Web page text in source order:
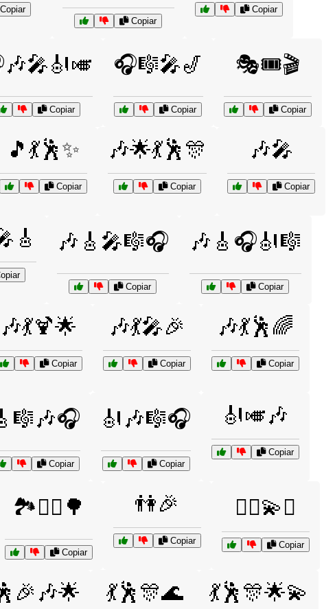
Copiar
Copiar
Copiar
🎧🎼🎤🎷
Copiar
🎭🎟️🎬
Copiar
🎵💃🕺✨
Copiar
🎶🌟💃🕺🎊
Copiar
🎶🎤
Copiar
🎶🎸🎤🎼🎧
Copiar
🎶🎸🎧🎻🎼
Copiar
🎶💃🍹🌟
Copiar
🎶💃🎤🎉
Copiar
🎶💃🕺🌈
Copiar
Copiar
🎻🎶🎼🎧
Copiar
🎻🎺🎶
Copiar
🏞️🚴‍♂️🌳
Copiar
👫🎉
Copiar
👯‍♀️💫✨
Copiar
💃🕺🎊🌊 💃🕺🎊🌟💫